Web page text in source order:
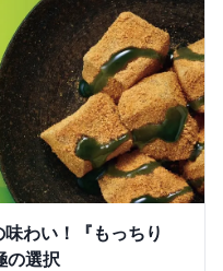
味わい！『もっちり
の選択